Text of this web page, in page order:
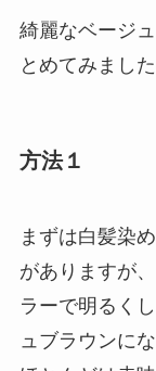
綺麗なベージ
とめてみまし
方法１
まずは白髪染
がありますが
ラーで明るく
ュブラウンに